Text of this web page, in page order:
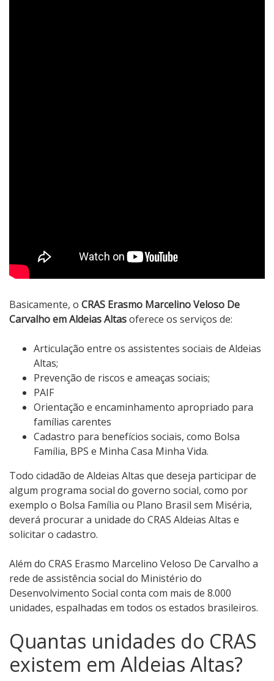
Basicamente, o CRAS Erasmo Marcelino Veloso De
Carvalho em Aldeias Altasoferece os serviços de:
Articulação entre os assistentes sociais de Aldeias
Altas;
Prevenção de riscos e ameaças sociais;
PAIF
Orientação e encaminhamento apropriado para
famílias carentes
Cadastro para benefícios sociais, como Bolsa
Família, BPS e Minha Casa Minha Vida.
Todo cidadão de Aldeias Altas que deseja participar de
algum programa social do governo social, como por
exemplo o Bolsa Família ou Plano Brasil sem Miséria,
deverá procurar a unidade do CRAS Aldeias Altas e
solicitar o cadastro.
Além do CRAS Erasmo Marcelino Veloso De Carvalho a
rede de assistência social do Ministério do
Desenvolvimento Social conta com mais de 8.000
unidades, espalhadas em todos os estados brasileiros.
Quantas unidades do CRAS
existem em Aldeias Altas?